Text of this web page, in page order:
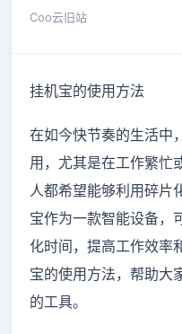
Coo云旧站
挂机宝的使用方法
在如今快节奏的生活中
用，尤其是在工作繁忙
人都希望能够利用碎片
宝作为一款智能设备，
化时间，提高工作效率
宝的使用方法，帮助大
的工具。